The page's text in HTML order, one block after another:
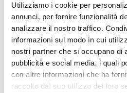
Utilizziamo i cookie per
annunci, per fornire funzionalità
analizzare il nostro traffico.
informazioni sul modo in cui
nostri partner che si occupano di
pubblicità e social media, i quali
con altre informazioni che ha
raccolto dal suo utilizzo dei loro
Potenza e attacco
4 x max 15W (LED) 2700°K
4300 lm CRI>85
Classe energetica
A++, A+